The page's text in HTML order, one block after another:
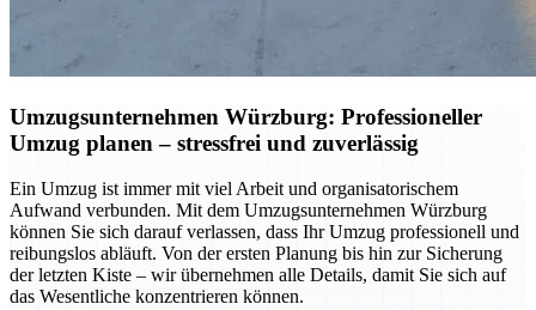
Umzugsunternehmen Würzburg: Professioneller
Umzug planen – stressfrei und zuverlässig
Ein Umzug ist immer mit viel Arbeit und organisatorischem
Aufwand verbunden. Mit dem Umzugsunternehmen Würzburg
können Sie sich darauf verlassen, dass Ihr Umzug professionell und
reibungslos abläuft. Von der ersten Planung bis hin zur Sicherung
der letzten Kiste – wir übernehmen alle Details, damit Sie sich auf
das Wesentliche konzentrieren können.